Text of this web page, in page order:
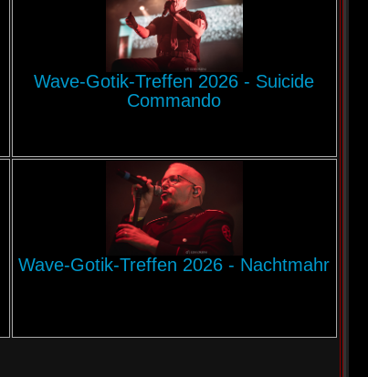
Wave-Gotik-Treffen 2026 - Suicide
Commando
Wave-Gotik-Treffen 2026 - Nachtmahr